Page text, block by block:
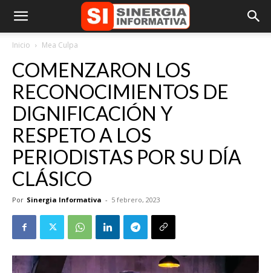
Inicio Mea Culpa
COMENZARON LOS
RECONOCIMIENTOS DE
DIGNIFICACIÓN Y
RESPETO A LOS
PERIODISTAS POR SU DÍA
CLÁSICO
Por Sinergia Informativa - 5 febrero, 2023